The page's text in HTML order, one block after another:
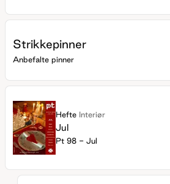
Strikkepinner
Anbefalte pinner
Hefte Interiør
Jul
Pt 98 - Jul